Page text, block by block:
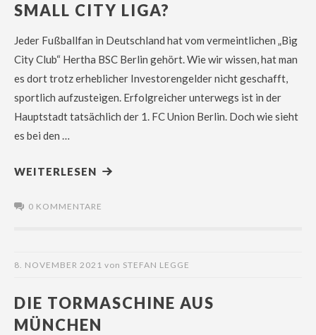
SMALL CITY LIGA?
Jeder Fußballfan in Deutschland hat vom vermeintlichen „Big
City Club“ Hertha BSC Berlin gehört. Wie wir wissen, hat man
es dort trotz erheblicher Investorengelder nicht geschafft,
sportlich aufzusteigen. Erfolgreicher unterwegs ist in der
Hauptstadt tatsächlich der 1. FC Union Berlin. Doch wie sieht
es bei den …
WEITERLESEN
0 KOMMENTARE
8. NOVEMBER 2021 von STEFAN LEGGE
DIE TORMASCHINE AUS
MÜNCHEN